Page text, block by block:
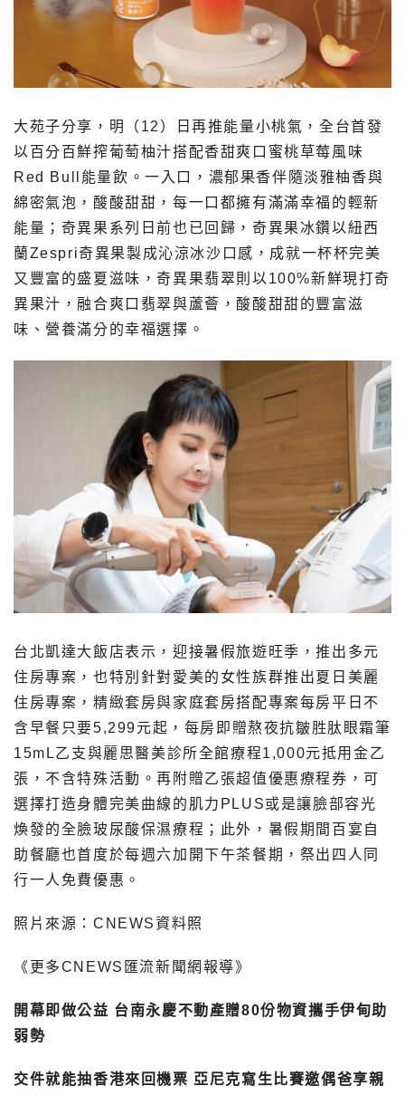
大苑子分享，明（12）日再推能量小桃氣，全台首發
以百分百鮮搾葡萄柚汁搭配香甜爽口蜜桃草莓風味
Red Bull能量飲。一入口，濃郁果香伴隨淡雅柚香與
綿密氣泡，酸酸甜甜，每一口都擁有滿滿幸福的輕新
能量；奇異果系列日前也已回歸，奇異果冰鑽以紐西
蘭Zespri奇異果製成沁涼冰沙口感，成就一杯杯完美
又豐富的盛夏滋味，奇異果翡翠則以100%新鮮現打奇
異果汁，融合爽口翡翠與蘆薈，酸酸甜甜的豐富滋
味、營養滿分的幸福選擇。
台北凱達大飯店表示，迎接暑假旅遊旺季，推出多元
住房專案，也特別針對愛美的女性族群推出夏日美麗
住房專案，精緻套房與家庭套房搭配專案每房平日不
含早餐只要5,299元起，每房即贈熬夜抗皺胜肽眼霜筆
15mL乙支與麗思醫美診所全館療程1,000元抵用金乙
張，不含特殊活動。再附贈乙張超值優惠療程券，可
選擇打造身體完美曲線的肌力PLUS或是讓臉部容光
煥發的全臉玻尿酸保濕療程；此外，暑假期間百宴自
助餐廳也首度於每週六加開下午茶餐期，祭出四人同
行一人免費優惠。
照片來源：CNEWS資料照
《更多CNEWS匯流新聞網報導》
開幕即做公益 台南永慶不動產贈80份物資攜手伊甸助
弱勢
交件就能抽香港來回機票 亞尼克寫生比賽邀偶爸享親